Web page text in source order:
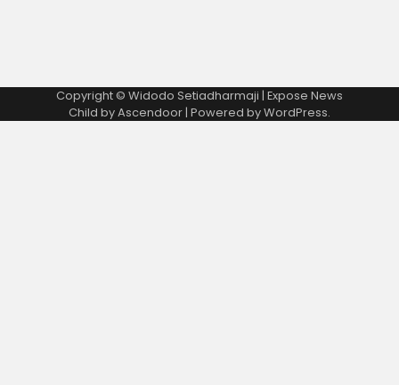
Copyright © Widodo Setiadharmaji | Expose News
Child byAscendoor| Powered byWordPress.